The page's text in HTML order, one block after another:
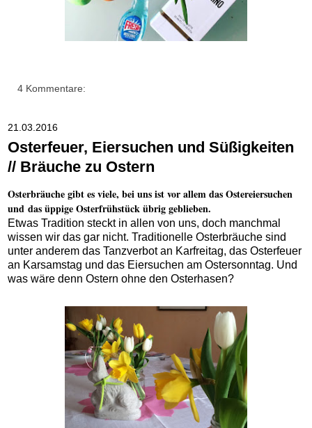
4 Kommentare:
21.03.2016
Osterfeuer, Eiersuchen und Süßigkeiten
// Bräuche zu Ostern
Osterbräuche gibt es viele, bei uns ist vor allem das Ostereiersuchen
und das üppige Osterfrühstück übrig geblieben.
Etwas Tradition steckt in allen von uns, doch manchmal
wissen wir das gar nicht. Traditionelle Osterbräuche sind
unter anderem das Tanzverbot an Karfreitag, das Osterfeuer
an Karsamstag und das Eiersuchen am Ostersonntag. Und
was wäre denn Ostern ohne den Osterhasen?